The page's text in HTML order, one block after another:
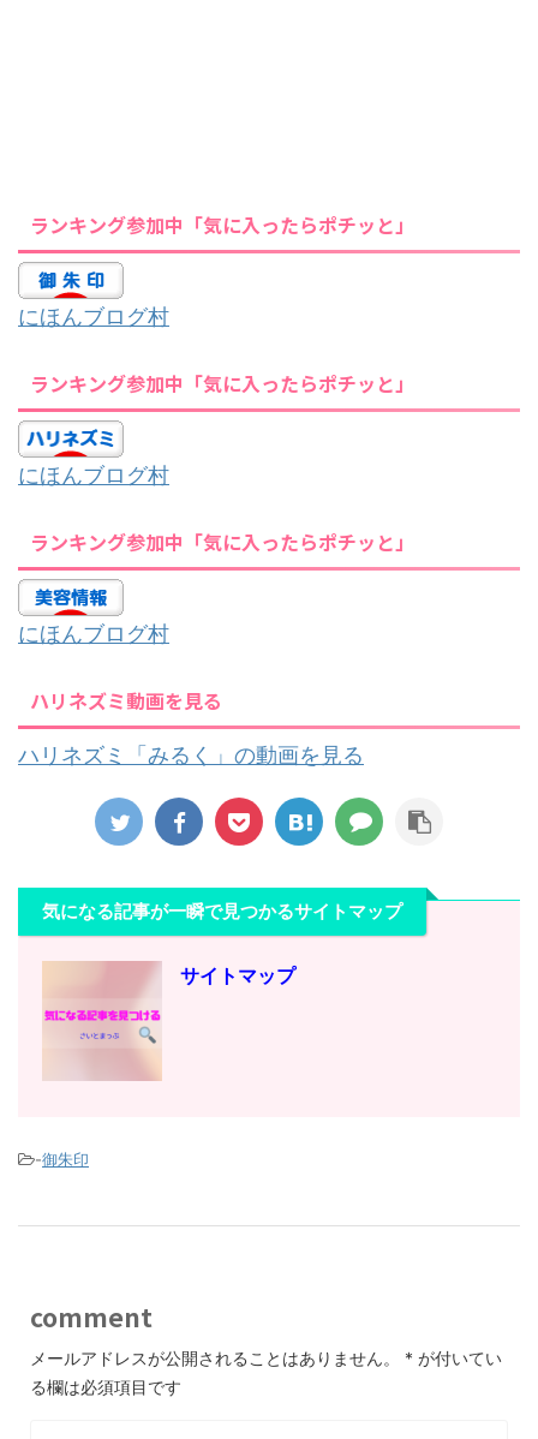
ランキング参加中「気に入ったらポチッと」
にほんブログ村
ランキング参加中「気に入ったらポチッと」
にほんブログ村
ランキング参加中「気に入ったらポチッと」
にほんブログ村
ハリネズミ動画を見る
ハリネズミ「みるく」の動画を見る
気になる記事が一瞬で見つかるサイトマップ
サイトマップ
-御朱印
comment
メールアドレスが公開されることはありません。 * が付いてい
る欄は必須項目です